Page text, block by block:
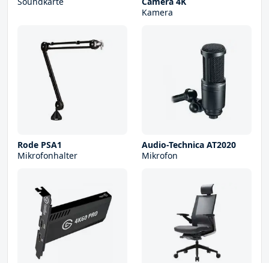
Kamera
Rode PSA1
Mikrofonhalter
Audio-Technica AT2020
Mikrofon